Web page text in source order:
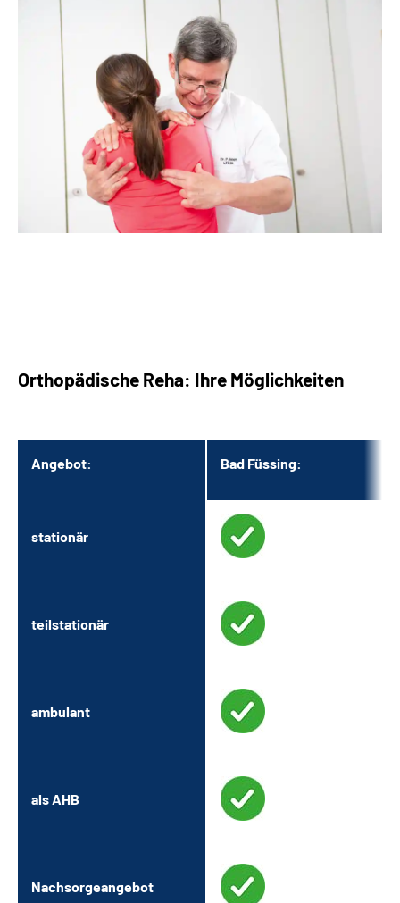
Orthopädische Reha: Ihre Möglichkeiten
Angebot: Bad Füssing:
stationär
teilstationär
ambulant
als AHB
Nachsorgeangebot